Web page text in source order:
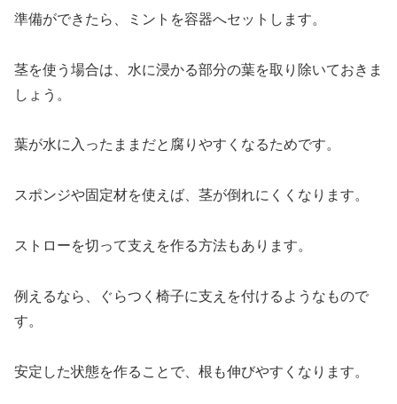
準備ができたら、ミントを容器へセットします。
茎を使う場合は、水に浸かる部分の葉を取り除いておきま
しょう。
葉が水に入ったままだと腐りやすくなるためです。
スポンジや固定材を使えば、茎が倒れにくくなります。
ストローを切って支えを作る方法もあります。
例えるなら、ぐらつく椅子に支えを付けるようなもので
す。
安定した状態を作ることで、根も伸びやすくなります。